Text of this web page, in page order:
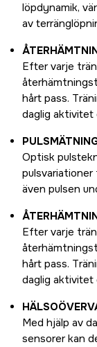
löpdynamik,
av
Efter varje
hårt pass.
daglig aktivitet
Optisk
även pulsen
Efter varje
hårt pass.
daglig aktivitet
Med hjälp av
sensorer kan